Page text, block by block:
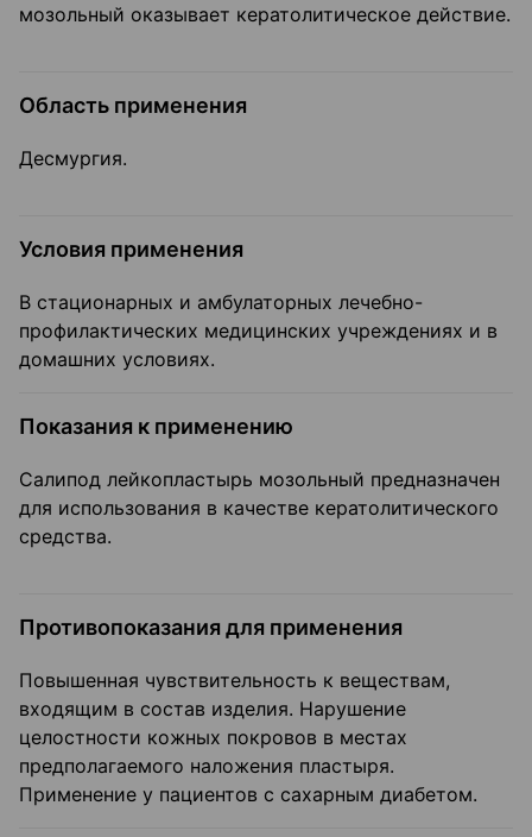
мозольный оказывает кератолитическое действие.
Область применения
Десмургия.
Условия применения
В стационарных и амбулаторных лечебно-
профилактических медицинских учреждениях и в
домашних условиях.
Показания к применению
Салипод лейкопластырь мозольный предназначен
для использования в качестве кератолитического
средства.
Противопоказания для применения
Повышенная чувствительность к веществам,
входящим в состав изделия. Нарушение
целостности кожных покровов в местах
предполагаемого наложения пластыря.
Применение у пациентов с сахарным диабетом.